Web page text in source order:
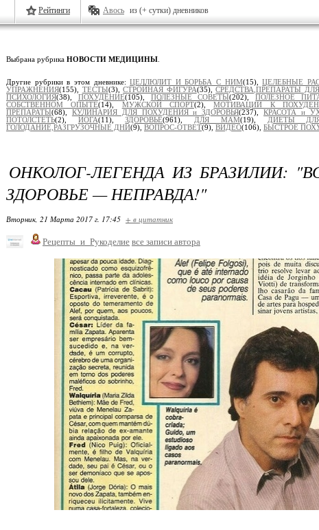
Рейтинги Авось из (+ сутки) дневников
Выбрана рубрика НОВОСТИ МЕДИЦИНЫ
Другие рубрики в этом дневнике:ЦЕЛЛЮЛИТ И БОРЬБА С НИМ(15),ЦЕЛЕБНЫЕ
УПРАЖНЕНИЯ(155), ТЕСТЫ(3),СТРОЙНАЯ ФИГУРА(35),СРЕДСТВА,ПРЕПАРАТЫ
ПСИХОЛОГИЯ(38), ПОХУДЕНИЕ(105), ПОЛЕЗНЫЕ СОВЕТЫ(202),ПОЛЕЗНОЕ
СОБСТВЕННОМ ОПЫТЕ(14), МУЖСКОЙ СПОРТ(2),МОТИВАЦИИ К
ПРЕПАРАТЫ(68), КУЛИНАРИЯ ДЛЯ ПОХУДЕНИЯ и ЗДОРОВЬЯ(237),КРАСОТА и
ПОТОЛСТЕТЬ(2), ЙОГА(11),ЗДОРОВЬЕ(961), ДЛЯ МАМ(19), ДИЕТЫ
ГОЛОДАНИЕ,РАЗГРУЗОЧНЫЕ ДНИ(9), ВОПРОС-ОТВЕТ(9), ВИДЕО(106), БЫСТРОЕ
ОНКОЛОГ-ЛЕГЕНДА ИЗ БРАЗИЛИИ:
ЗДОРОВЬЕ — НЕПРАВДА!"
Вторник, 21 Марта 2017 г. 17:45 + в цитатник
Рецепты_и_Рукоделие все записи автора